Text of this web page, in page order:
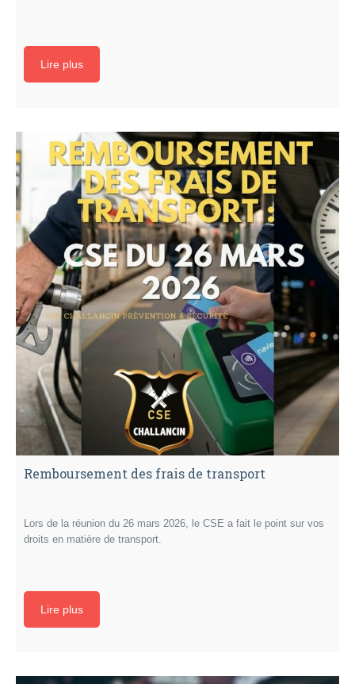
Lire plus
Remboursement des frais de transport
Lors de la réunion du 26 mars 2026, le CSE a fait le point sur vos
droits en matière de transport.
Lire plus